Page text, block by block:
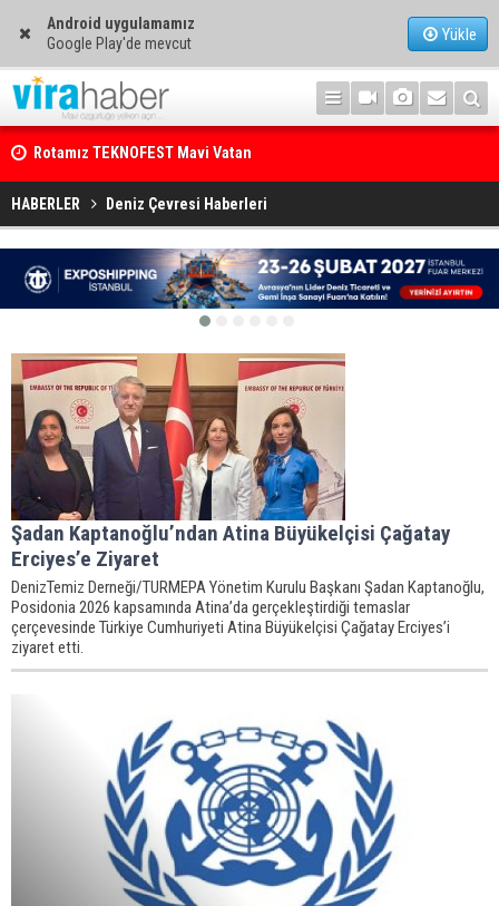
Android uygulamamız
Google Play'de mevcut
Yükle
Rotamız TEKNOFEST Mavi Vatan
Net Kârını Yüzde 38 Artışla 46.5 Milyon Dolar’a Yükseltti
HABERLER Deniz Çevresi Haberleri
Şadan Kaptanoğlu’ndan Atina Büyükelçisi Çağatay
Erciyes’e Ziyaret
DenizTemiz Derneği/TURMEPA Yönetim Kurulu Başkanı Şadan Kaptanoğlu,
Posidonia 2026 kapsamında Atina’da gerçekleştirdiği temaslar
çerçevesinde Türkiye Cumhuriyeti Atina Büyükelçisi Çağatay Erciyes’i
ziyaret etti.